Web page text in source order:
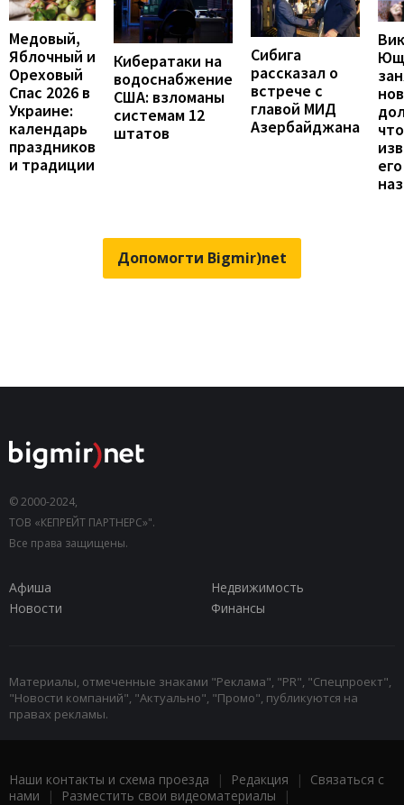
Медовый,
Яблочный и
Ореховый
Спас 2026 в
Украине:
календарь
праздников
и традиции
Кибератаки на
водоснабжение
США: взломаны
системам 12
штатов
Сибига
рассказал о
встрече с
главой МИД
Азербайджана
что
его
Допомогти Bigmir)net
© 2000-2024,
ТОВ «КЕПРЕЙТ ПАРТНЕРС»".
Все права защищены.
Афиша
Недвижимость
Новости
Финансы
Материалы, отмеченные знаками "Реклама", "PR", "Спецпроект",
"Новости компаний", "Актуально", "Промо", публикуются на
правах рекламы.
Наши контакты и схема проезда | Редакция | Связаться с
нами | Разместить свои видеоматериалы |